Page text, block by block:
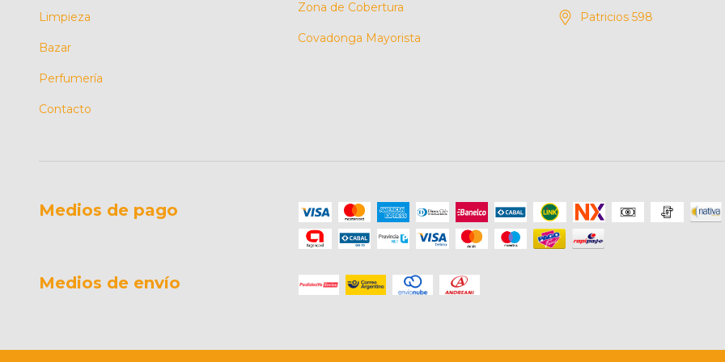
Limpieza
Bazar
Perfumería
Contacto
Zona de Cobertura
Covadonga Mayorista
Patricios 598
Medios de pago
Medios de envío